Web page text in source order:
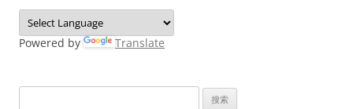
Powered by Translate